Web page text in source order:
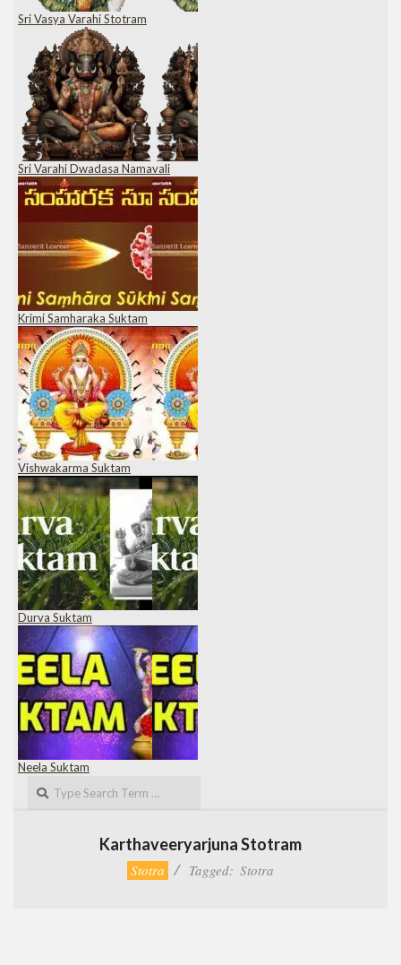
Sri Vasya Varahi Stotram
Sri Varahi Dwadasa Namavali
Krimi Samharaka Suktam
Vishwakarma Suktam
Durva Suktam
Neela Suktam
Karthaveeryarjuna Stotram
Stotra Tagged: Stotra